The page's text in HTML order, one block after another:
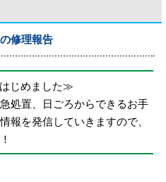
修理報告
じめました≫
処置、日ごろからできるお手
報を発信していきますので、